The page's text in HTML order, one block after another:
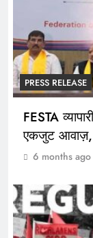
PRESS RELEASE
FESTA
एकजुट आवाज़,
6 months ago